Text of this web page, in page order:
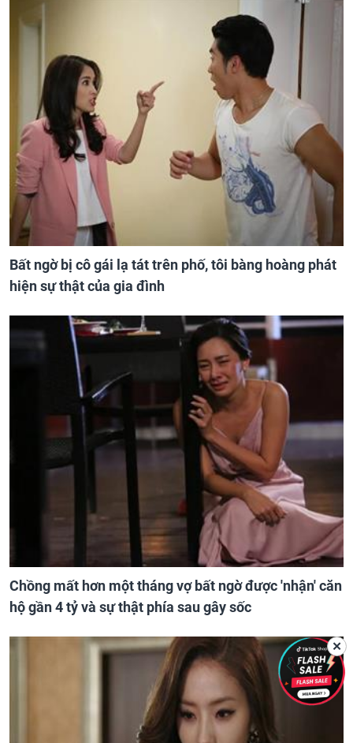
Bất ngờ bị cô gái lạ tát trên phố, tôi bàng hoàng phát
hiện sự thật của gia đình
Chồng mất hơn một tháng vợ bất ngờ được 'nhận' căn
hộ gần 4 tỷ và sự thật phía sau gây sốc
✕